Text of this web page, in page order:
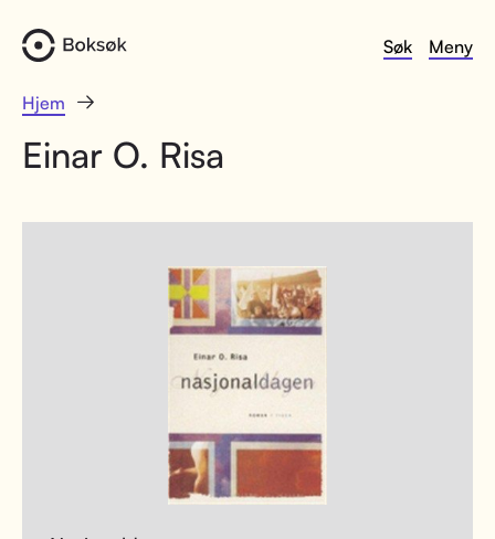
Søk Meny
Hjem
Einar O. Risa